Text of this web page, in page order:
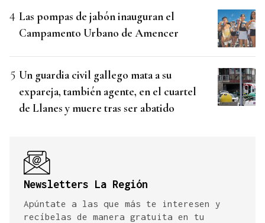
Las pompas de jabón inauguran el
Campamento Urbano de Amencer
Un guardia civil gallego mata a su
expareja, también agente, en el cuartel
de Llanes y muere tras ser abatido
Newsletters La Región
Apúntate a las que más te interesen y
recíbelas de manera gratuita en tu